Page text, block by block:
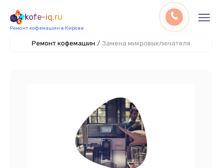
kofe-iq.ru
Ремонт кофемашин в Кирове
Ремонт кофемашин / Замена микровыключателя